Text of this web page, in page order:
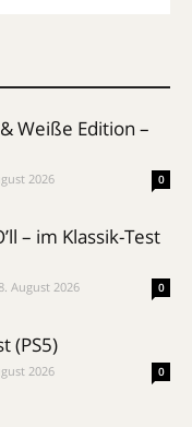
Weiße Edition –
2026 0
– im Klassik-Test
August 2026 0
(PS5)
2026 0